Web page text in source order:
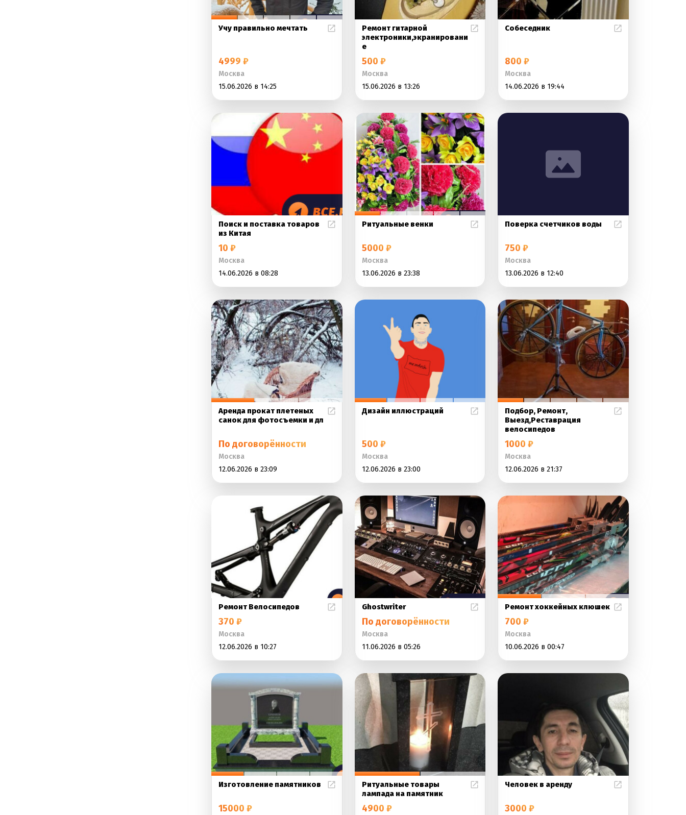
Учу правильно мечтать
4999 ₽
Москва
15.06.2026 в 14:25
Ремонт гитарной
электроники,экранировани
е
500 ₽
Москва
15.06.2026 в 13:26
Собеседник
800 ₽
Москва
14.06.2026 в 19:44
Поиск и поставка товаров
из Китая
10 ₽
Москва
14.06.2026 в 08:28
Ритуальные венки
5000 ₽
Москва
13.06.2026 в 23:38
Поверка счетчиков воды
750 ₽
Москва
13.06.2026 в 12:40
Аренда прокат плетеных
санок для фотосъемки и дл
По договорённости
Москва
12.06.2026 в 23:09
Дизайн иллюстраций
500 ₽
Москва
12.06.2026 в 23:00
Подбор, Ремонт,
Выезд,Реставрация
велосипедов
1000 ₽
Москва
12.06.2026 в 21:37
Ремонт Велосипедов
370 ₽
Москва
12.06.2026 в 10:27
Ghostwriter
По договорённости
Москва
11.06.2026 в 05:26
Ремонт хоккейных клюшек
700 ₽
Москва
10.06.2026 в 00:47
Изготовление памятников
15000 ₽
Ритуальные товары
лампада на памятник
4900 ₽
Человек в аренду
3000 ₽